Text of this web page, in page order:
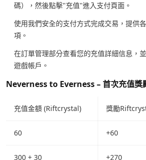
碼），然後點擊"充值"進入支付頁面。
使用我們安全的支付方式完成交易，提供
項。
在訂單管理部分查看您的充值詳細信息，
遊戲帳戶。
Neverness to Everness – 首次充值獎
充值金額 (Riftcrystal) 獎勵
60 +60
300 + 30 +270